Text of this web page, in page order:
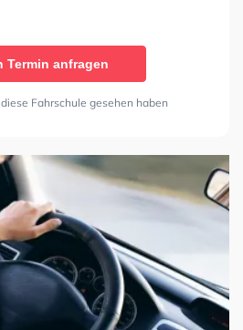
Termin anfragen
Fahrschule gesehen haben